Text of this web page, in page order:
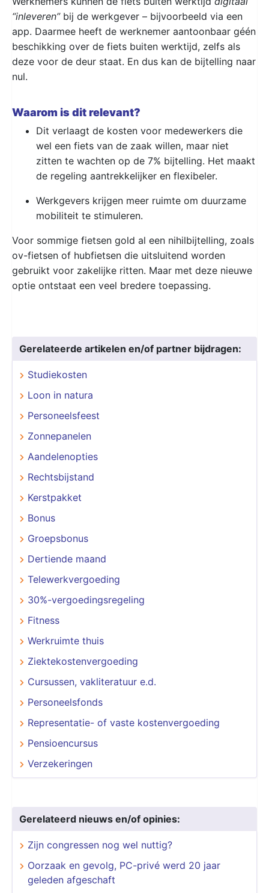
“inleveren”bij de werkgever – bijvoorbeeld via een
app. Daarmee heeft de werknemer aantoonbaar géén
beschikking over de fiets buiten werktijd, zelfs als
deze voor de deur staat. En dus kan de bijtelling naar
nul.
Waarom is dit relevant?
Dit verlaagt de kosten voor medewerkers die
wel een fiets van de zaak willen, maar niet
zitten te wachten op de 7% bijtelling. Het maakt
de regeling aantrekkelijker en flexibeler.
Werkgevers krijgen meer ruimte om duurzame
mobiliteit te stimuleren.
Voor sommige fietsen gold al een nihilbijtelling, zoals
ov-fietsen of hubfietsen die uitsluitend worden
gebruikt voor zakelijke ritten. Maar met deze nieuwe
optie ontstaat een veel bredere toepassing.
Gerelateerde artikelen en/of partner bijdragen:
Studiekosten
Loon in natura
Personeelsfeest
Zonnepanelen
Aandelenopties
Rechtsbijstand
Kerstpakket
Bonus
Groepsbonus
Dertiende maand
Telewerkvergoeding
30%-vergoedingsregeling
Fitness
Werkruimte thuis
Ziektekostenvergoeding
Cursussen, vakliteratuur e.d.
Personeelsfonds
Representatie- of vaste kostenvergoeding
Pensioencursus
Verzekeringen
Gerelateerd nieuws en/of opinies:
Zijn congressen nog wel nuttig?
Oorzaak en gevolg, PC-privé werd 20 jaar
geleden afgeschaft